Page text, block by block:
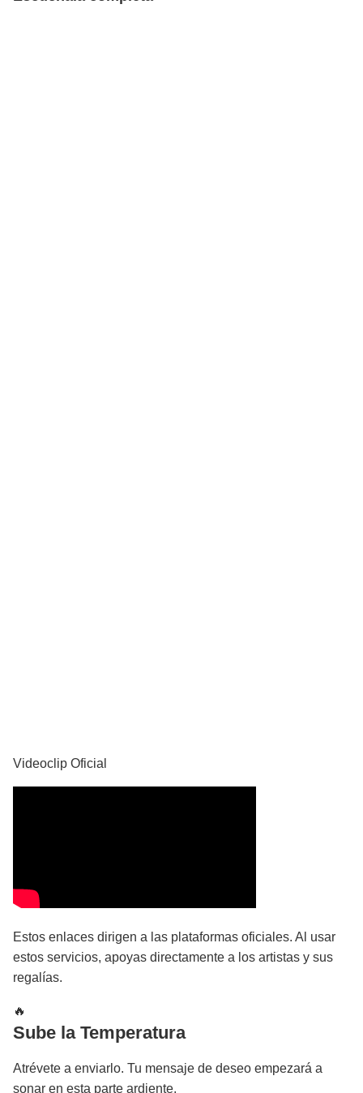
Videoclip Oficial
Estos enlaces dirigen a las plataformas oficiales. Al usar
estos servicios, apoyas directamente a los artistas y sus
regalías.
🔥
Sube la Temperatura
Atrévete a enviarlo. Tu mensaje de deseo empezará a
sonar en esta parte ardiente.